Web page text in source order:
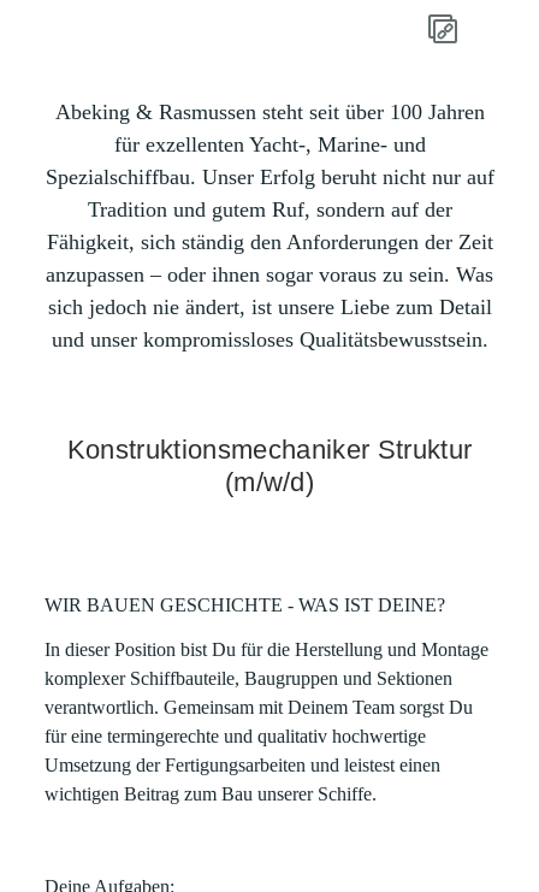
Abeking & Rasmussen steht seit über 100 Jahren
für exzellenten Yacht-, Marine- und
Spezialschiffbau. Unser Erfolg beruht nicht nur auf
Tradition und gutem Ruf, sondern auf der
Fähigkeit, sich ständig den Anforderungen der Zeit
anzupassen – oder ihnen sogar voraus zu sein. Was
sich jedoch nie ändert, ist unsere Liebe zum Detail
und unser kompromissloses Qualitätsbewusstsein.
Konstruktionsmechaniker Struktur
(m/w/d)
WIR BAUEN GESCHICHTE - WAS IST DEINE?
In dieser Position bist Du für die Herstellung und Montage
komplexer Schiffbauteile, Baugruppen und Sektionen
verantwortlich. Gemeinsam mit Deinem Team sorgst Du
für eine termingerechte und qualitativ hochwertige
Umsetzung der Fertigungsarbeiten und leistest einen
wichtigen Beitrag zum Bau unserer Schiffe.
Deine Aufgaben: